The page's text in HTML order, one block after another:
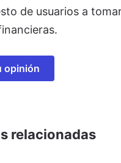
de usuarios a
opinión
relacionadas